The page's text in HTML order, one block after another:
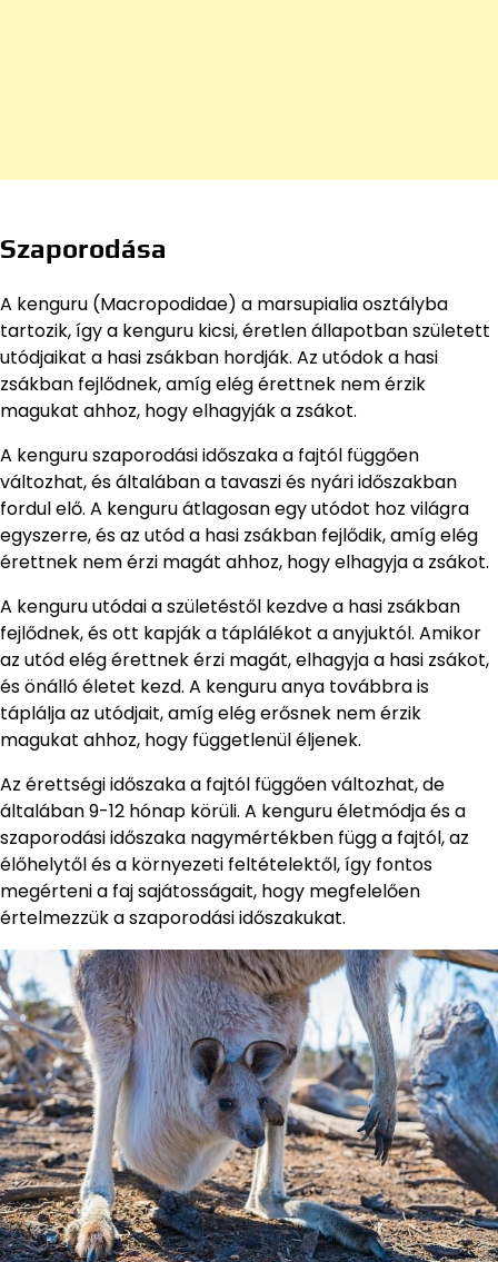
Szaporodása
A kenguru (Macropodidae) a marsupialia osztályba
tartozik, így a kenguru kicsi, éretlen állapotban született
utódjaikat a hasi zsákban hordják. Az utódok a hasi
zsákban fejlődnek, amíg elég érettnek nem érzik
magukat ahhoz, hogy elhagyják a zsákot.
A kenguru szaporodási időszaka a fajtól függően
változhat, és általában a tavaszi és nyári időszakban
fordul elő. A kenguru átlagosan egy utódot hoz világra
egyszerre, és az utód a hasi zsákban fejlődik, amíg elég
érettnek nem érzi magát ahhoz, hogy elhagyja a zsákot.
A kenguru utódai a születéstől kezdve a hasi zsákban
fejlődnek, és ott kapják a táplálékot a anyjuktól. Amikor
az utód elég érettnek érzi magát, elhagyja a hasi zsákot,
és önálló életet kezd. A kenguru anya továbbra is
táplálja az utódjait, amíg elég erősnek nem érzik
magukat ahhoz, hogy függetlenül éljenek.
Az érettségi időszaka a fajtól függően változhat, de
általában 9-12 hónap körüli. A kenguru életmódja és a
szaporodási időszaka nagymértékben függ a fajtól, az
élőhelytől és a környezeti feltételektől, így fontos
megérteni a faj sajátosságait, hogy megfelelően
értelmezzük a szaporodási időszakukat.